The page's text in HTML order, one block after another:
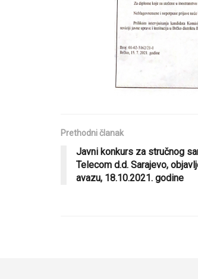
Prethodni članak
Javni konkurs za stručnog
Telecom d.d. Sarajevo,
avazu, 18.10.2021. godine